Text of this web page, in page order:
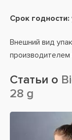
Срок годности:
Внешний вид
Статьи о
28 g